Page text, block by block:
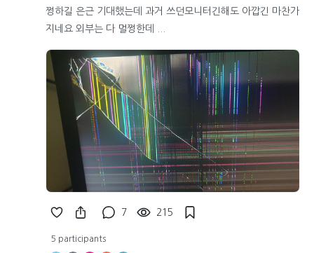
쩡하길 은근 기대했는데 과거 쓰던모니터긴해도 아깝긴 마찬가
지네요 외부는 다 멀쩡한데 ...
7 215
5 participants